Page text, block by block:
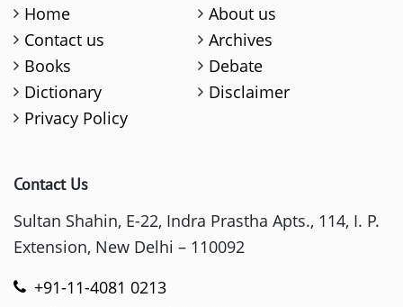
Home
About us
Contact us
Archives
Books
Debate
Dictionary
Disclaimer
Privacy Policy
Contact Us
Sultan Shahin, E-22, Indra Prastha Apts., 114, I. P.
Extension, New Delhi – 110092
+91-11-4081 0213